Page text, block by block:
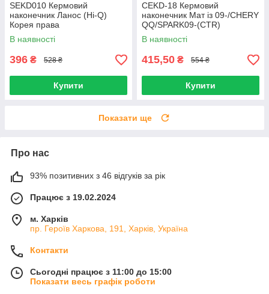
SEKD010 Кермовий
наконечник Ланос (Hi-Q)
Корея права
В наявності
396 ₴ 528 ₴
Купити
CEKD-18 Кермовий
наконечник Мат із 09-/CHERY
QQ/SPARK09-(CTR)
В наявності
415,50 ₴ 554 ₴
Купити
Показати ще
Про нас
93% позитивних з 46 відгуків за рік
Працює з 19.02.2024
м. Харків
пр. Героїв Харкова, 191, Харків, Україна
Контакти
Сьогодні працює з 11:00 до 15:00
Показати весь графік роботи